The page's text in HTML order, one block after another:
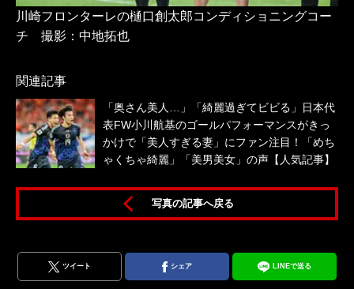
川崎フロンターレの樋口創太郎コンディショニングコー
チ 撮影：中地拓也
関連記事
「奥さん美人…」「綺麗過ぎてビビる」日本代
表FW小川航基のゴールパフォーマンスがきっ
かけで「美人すぎる妻」にファン注目！「めち
ゃくちゃ綺麗」「美男美女」の声【人気記事】
写真の記事へ戻る
ツイート シェア LINEで送る